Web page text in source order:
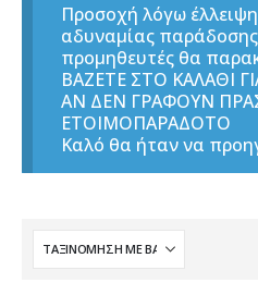
Προσοχή λόγω
αδυναμίας
προμηθευτές θα
ΒΑΖΕΤΕ ΣΤΟ ΚΑΛΑΘΙ
ΑΝ ΔΕΝ ΓΡΑΦΟΥΝ
ΕΤΟΙΜΟΠΑΡΑΔΟΤΟ
Καλό θα ήταν να